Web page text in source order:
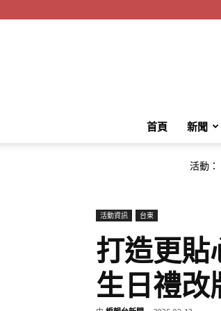
首頁 新聞
活動：
活動資訊 台東
打造更貼
生日禮改